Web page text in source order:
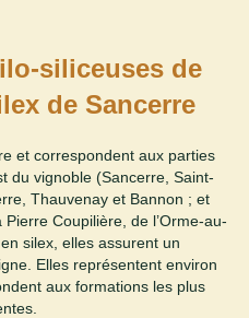
siliceuses de
de Sancerre
et correspondent aux parties
du vignoble (Sancerre, Saint-
Thauvenay et Bannon ; et
Coupilière, de l’Orme-au-
silex, elles assurent un
Elles représentent environ
aux formations les plus